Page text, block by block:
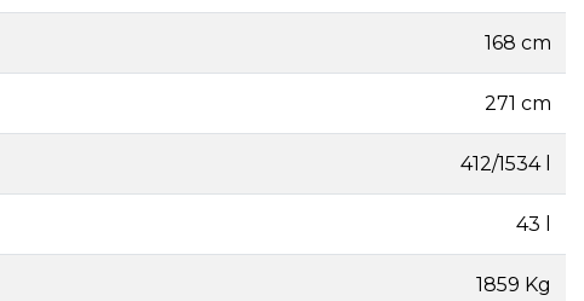
168 cm
271 cm
412/1534 l
43 l
1859 Kg